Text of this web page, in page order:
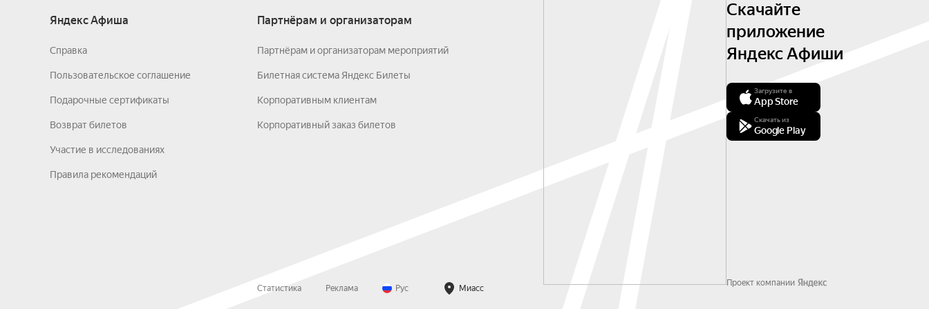
Яндекс Афиша
Справка
Пользовательское соглашение
Подарочные сертификаты
Возврат билетов
Участие в исследованиях
Правила рекомендаций
Партнёрам и организаторам
Партнёрам и организаторам мероприятий
Билетная система Яндекс Билеты
Корпоративным клиентам
Корпоративный заказ билетов
Статистика Реклама Рус Миасс
Скачайте
приложение
Яндекс Афиши
Загрузите в
App Store
Скачать из
Google Play
Проект компании